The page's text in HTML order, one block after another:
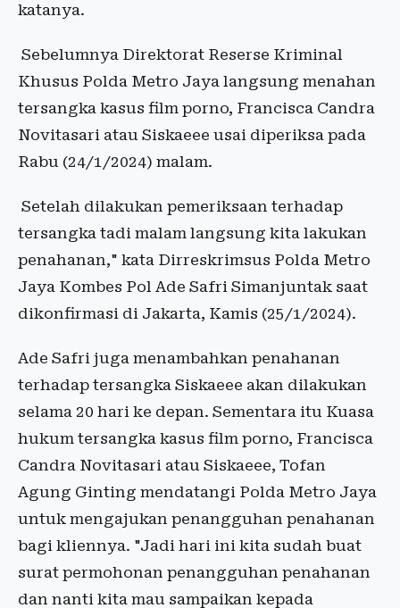
katanya.
Sebelumnya Direktorat Reserse Kriminal
Khusus Polda Metro Jaya langsung menahan
tersangka kasus film porno, Francisca Candra
Novitasari atau Siskaeee usai diperiksa pada
Rabu (24/1/2024) malam.
Setelah dilakukan pemeriksaan terhadap
tersangka tadi malam langsung kita lakukan
penahanan," kata Dirreskrimsus Polda Metro
Jaya Kombes Pol Ade Safri Simanjuntak saat
dikonfirmasi di Jakarta, Kamis (25/1/2024).
Ade Safri juga menambahkan penahanan
terhadap tersangka Siskaeee akan dilakukan
selama 20 hari ke depan. Sementara itu Kuasa
hukum tersangka kasus film porno, Francisca
Candra Novitasari atau Siskaeee, Tofan
Agung Ginting mendatangi Polda Metro Jaya
untuk mengajukan penangguhan penahanan
bagi kliennya. "Jadi hari ini kita sudah buat
surat permohonan penangguhan penahanan
dan nanti kita mau sampaikan kepada